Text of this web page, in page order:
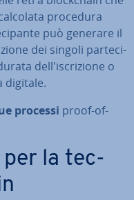
procedura
può generare il
dei singoli par­te­ci­
del­l'i­scri­zio­ne o
digitale.
processi proof-of-
per la tec­